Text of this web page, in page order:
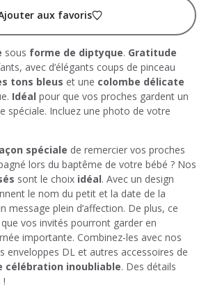
aux favoris
sous forme de diptyque. Gratitude
avec d’élégants coups de pinceau
tons bleus et une colombe délicate
Idéal pour que vos proches gardent un
spéciale. Incluez une photo de votre
spéciale de remercier vos proches
lors du baptême de votre bébé ? Nos
sont le choix idéal. Avec un design
le nom du petit et la date de la
message plein d’affection. De plus, ce
que vos invités pourront garder en
importante. Combinez-les avec nos
enveloppes DL et autres accessoires de
célébration inoubliable. Des détails
!